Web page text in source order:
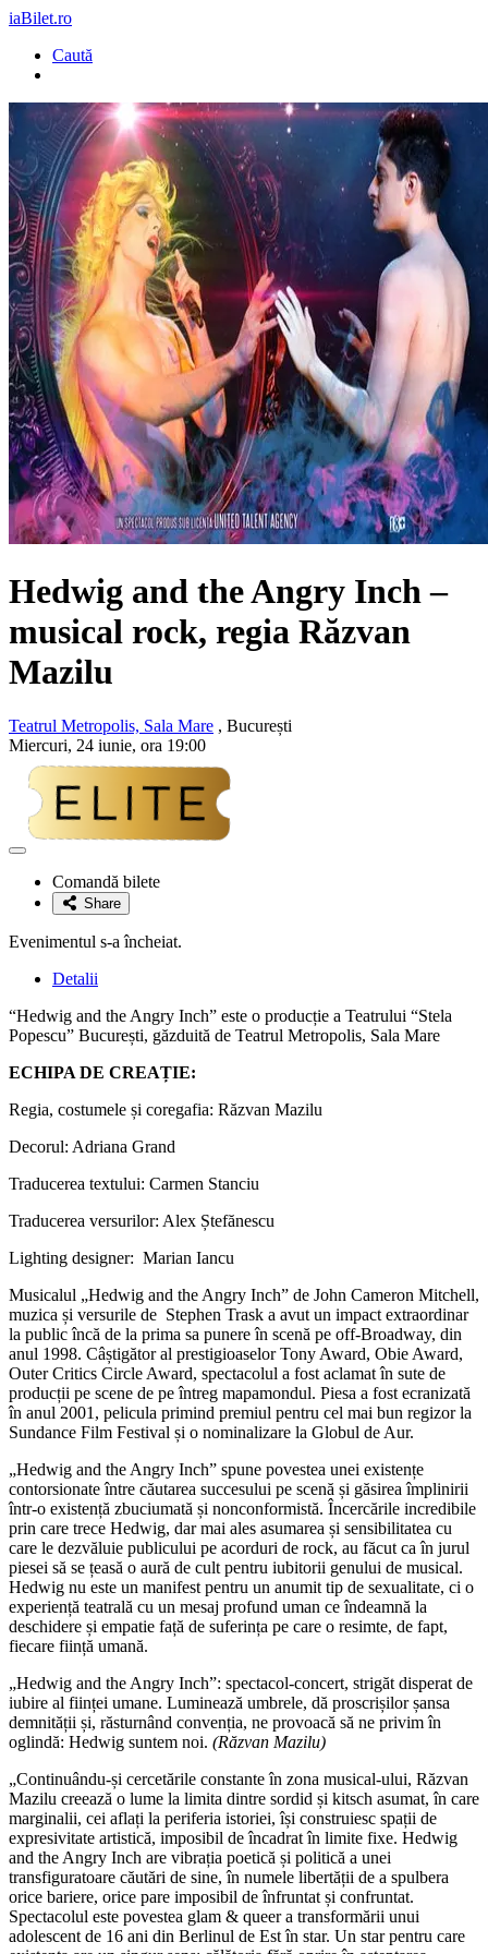
iaBilet.ro
Caută
Hedwig and the Angry Inch –
musical rock, regia Răzvan
Mazilu
Teatrul Metropolis, Sala Mare , București
Miercuri, 24 iunie, ora 19:00
Adaugă
favoriteComandă bilete
Share
Evenimentul s-a încheiat.
Detalii
“Hedwig and the Angry Inch” este o producție a Teatrului “Stela
Popescu” București, găzduită de Teatrul Metropolis, Sala Mare
ECHIPA DE CREAȚIE:
Regia, costumele și coregafia: Răzvan Mazilu
Decorul: Adriana Grand
Traducerea textului: Carmen Stanciu
Traducerea versurilor: Alex Ștefănescu
Lighting designer: Marian Iancu
Musicalul „Hedwig and the Angry Inch” de John Cameron Mitchell,
muzica și versurile de Stephen Trask a avut un impact extraordinar
la public încă de la prima sa punere în scenă pe off-Broadway, din
anul 1998. Câștigător al prestigioaselor Tony Award, Obie Award,
Outer Critics Circle Award, spectacolul a fost aclamat în sute de
producții pe scene de pe întreg mapamondul. Piesa a fost ecranizată
în anul 2001, pelicula primind premiul pentru cel mai bun regizor la
Sundance Film Festival și o nominalizare la Globul de Aur.
„Hedwig and the Angry Inch” spune povestea unei existențe
contorsionate între căutarea succesului pe scenă și găsirea împlinirii
într-o existență zbuciumată și nonconformistă. Încercările incredibile
prin care trece Hedwig, dar mai ales asumarea și sensibilitatea cu
care le dezvăluie publicului pe acorduri de rock, au făcut ca în jurul
piesei să se țeasă o aură de cult pentru iubitorii genului de musical.
Hedwig nu este un manifest pentru un anumit tip de sexualitate, ci o
experiență teatrală cu un mesaj profund uman ce îndeamnă la
deschidere și empatie față de suferința pe care o resimte, de fapt,
fiecare ființă umană.
„Hedwig and the Angry Inch”: spectacol-concert, strigăt disperat de
iubire al ființei umane. Luminează umbrele, dă proscrișilor șansa
demnității și, răsturnând convenția, ne provoacă să ne privim în
oglindă: Hedwig suntem noi. (Răzvan Mazilu)
„Continuându-și cercetările constante în zona musical-ului, Răzvan
Mazilu creează o lume la limita dintre sordid și kitsch asumat, în care
marginalii, cei aflați la periferia istoriei, își construiesc spații de
expresivitate artistică, imposibil de încadrat în limite fixe. Hedwig
and the Angry Inch are vibrația poetică și politică a unei
transfiguratoare căutări de sine, în numele libertății de a spulbera
orice bariere, orice pare imposibil de înfruntat și confruntat.
Spectacolul este povestea glam & queer a transformării unui
adolescent de 16 ani din Berlinul de Est în star. Un star pentru care